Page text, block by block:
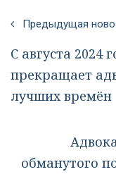
Предыдущая
С августа 2024
прекращает
лучших времён
обманутого